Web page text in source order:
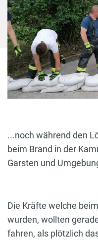
...noch während den
beim Brand in der
Garsten und
Die Kräfte welche
wurden, wollten
fahren, als plötzlich